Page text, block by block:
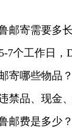
邮寄需要多
7个工作日，
寄哪些物品？
禁品、现金
邮费是多少？